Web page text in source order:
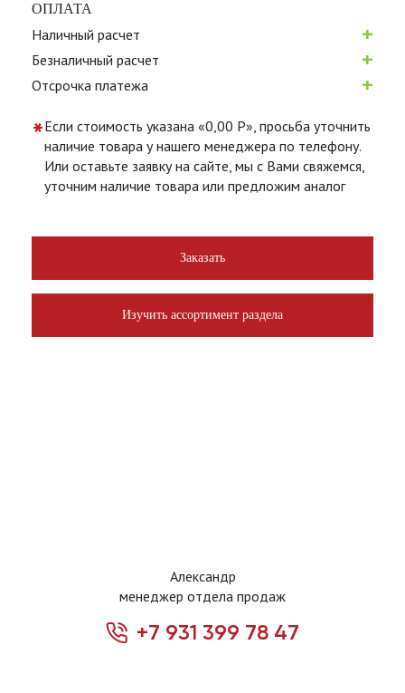
ОПЛАТА
Наличный расчет +
Безналичный расчет +
Отсрочка платежа +
*Если стоимость указана «0,00 Р», просьба уточнить
наличие товара у нашего менеджера по телефону.
Или оставьте заявку на сайте, мы с Вами свяжемся,
уточним наличие товара или предложим аналог
Заказать
Изучить ассортимент раздела
Александр
менеджер отдела продаж
+7 931 399 78 47